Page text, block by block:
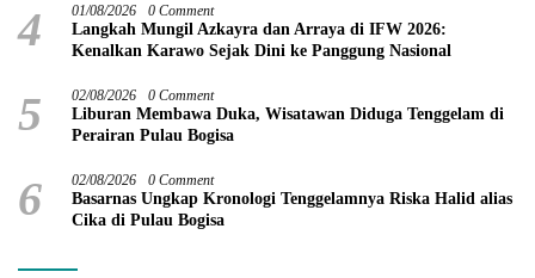
4 01/08/2026 0 Comment
Langkah Mungil Azkayra dan Arraya di IFW 2026:
Kenalkan Karawo Sejak Dini ke Panggung Nasional
5 02/08/2026 0 Comment
Liburan Membawa Duka, Wisatawan Diduga Tenggelam di
Perairan Pulau Bogisa
6 02/08/2026 0 Comment
Basarnas Ungkap Kronologi Tenggelamnya Riska Halid alias
Cika di Pulau Bogisa